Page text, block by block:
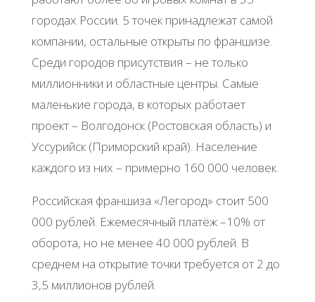
городах России. 5 точек принадлежат самой
компании, остальные открыты по франшизе.
Среди городов присутствия – не только
миллионники и областные центры. Самые
маленькие города, в которых работает
проект – Волгодонск (Ростовская область) и
Уссурийск (Приморский край). Население
каждого из них – примерно 160 000 человек.
Российская франшиза «Легород» стоит 500
000 рублей. Ежемесячный платёж –10% от
оборота, но не менее 40 000 рублей. В
среднем на открытие точки требуется от 2 до
3,5 миллионов рублей.